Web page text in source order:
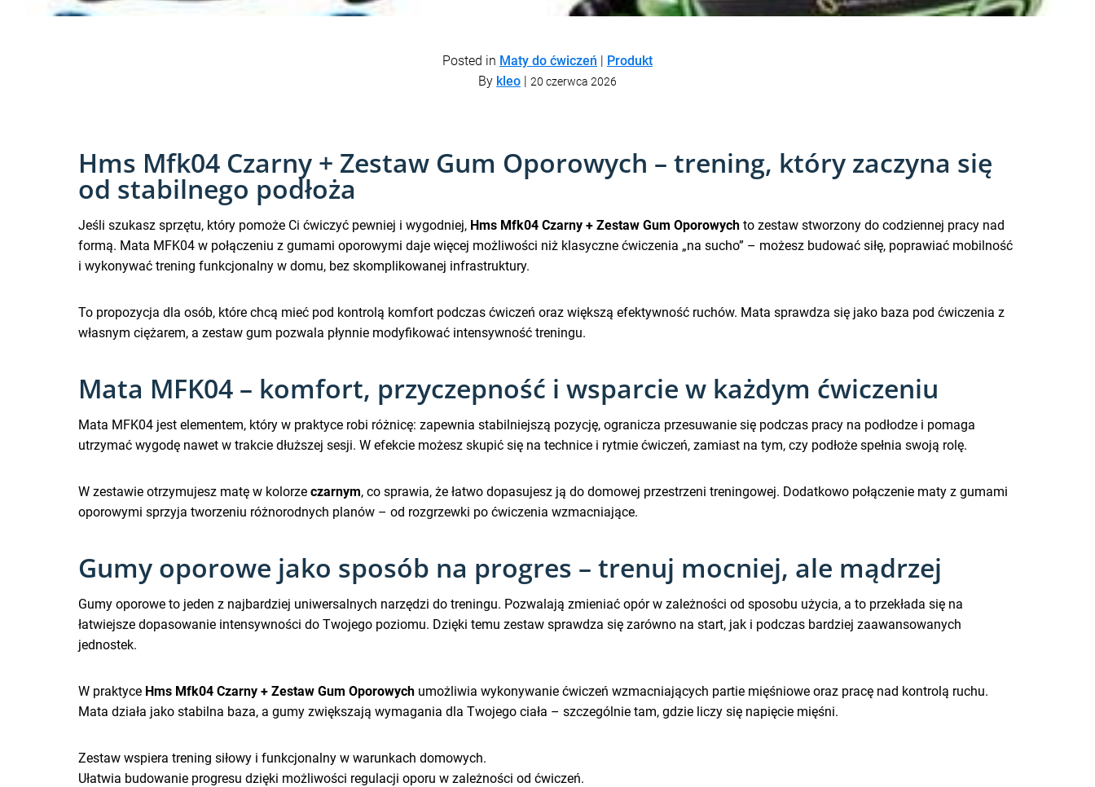
Posted in Maty do ćwiczeń | Produkt
By kleo | 20 czerwca 2026
Hms Mfk04 Czarny + Zestaw Gum Oporowych – trening, który zaczyna się
od stabilnego podłoża
Jeśli szukasz sprzętu, który pomoże Ci ćwiczyć pewniej i wygodniej, Hms Mfk04 Czarny + Zestaw Gum Oporowych to zestaw stworzony do codziennej pracy nad
formą. Mata MFK04 w połączeniu z gumami oporowymi daje więcej możliwości niż klasyczne ćwiczenia „na sucho” – możesz budować siłę, poprawiać mobilność
i wykonywać trening funkcjonalny w domu, bez skomplikowanej infrastruktury.
To propozycja dla osób, które chcą mieć pod kontrolą komfort podczas ćwiczeń oraz większą efektywność ruchów. Mata sprawdza się jako baza pod ćwiczenia z
własnym ciężarem, a zestaw gum pozwala płynnie modyfikować intensywność treningu.
Mata MFK04 – komfort, przyczepność i wsparcie w każdym ćwiczeniu
Mata MFK04 jest elementem, który w praktyce robi różnicę: zapewnia stabilniejszą pozycję, ogranicza przesuwanie się podczas pracy na podłodze i pomaga
utrzymać wygodę nawet w trakcie dłuższej sesji. W efekcie możesz skupić się na technice i rytmie ćwiczeń, zamiast na tym, czy podłoże spełnia swoją rolę.
W zestawie otrzymujesz matę w kolorze czarnym, co sprawia, że łatwo dopasujesz ją do domowej przestrzeni treningowej. Dodatkowo połączenie maty z gumami
oporowymi sprzyja tworzeniu różnorodnych planów – od rozgrzewki po ćwiczenia wzmacniające.
Gumy oporowe jako sposób na progres – trenuj mocniej, ale mądrzej
Gumy oporowe to jeden z najbardziej uniwersalnych narzędzi do treningu. Pozwalają zmieniać opór w zależności od sposobu użycia, a to przekłada się na
łatwiejsze dopasowanie intensywności do Twojego poziomu. Dzięki temu zestaw sprawdza się zarówno na start, jak i podczas bardziej zaawansowanych
jednostek.
W praktyce Hms Mfk04 Czarny + Zestaw Gum Oporowych umożliwia wykonywanie ćwiczeń wzmacniających partie mięśniowe oraz pracę nad kontrolą ruchu.
Mata działa jako stabilna baza, a gumy zwiększają wymagania dla Twojego ciała – szczególnie tam, gdzie liczy się napięcie mięśni.
Zestaw wspiera trening siłowy i funkcjonalny w warunkach domowych.
Ułatwia budowanie progresu dzięki możliwości regulacji oporu w zależności od ćwiczeń.